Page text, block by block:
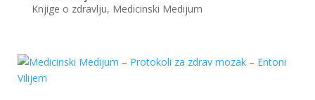
Knjige o zdravlju, Medicinski Medijum